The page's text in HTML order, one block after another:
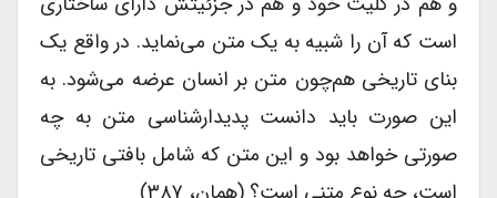
است که آن را شبیه به یک متن می‌نماید. در واقع یک
بنای تاریخی هم‌چون متن بر انسان عرضه می‌شود. به
این صورت باید دانست پدیدارشناسی متن به چه
صورتی خواهد بود و این متن که شامل بافتی تاریخی